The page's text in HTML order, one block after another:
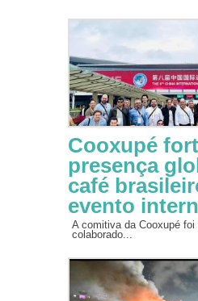
Cooxupé
presença
café
evento
A comitiva da Cooxupé
colaborado...